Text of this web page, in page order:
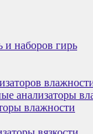
и наборов гирь
анализаторы
влажности